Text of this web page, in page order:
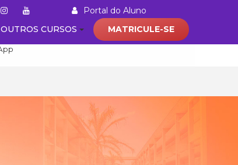
Portal do Aluno
(21) 92000 - 8469
OUTROS CURSOS MATRICULE-SE